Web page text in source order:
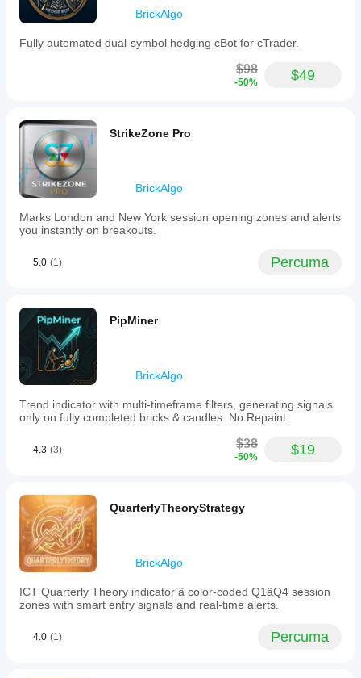
BrickAlgo
Fully automated dual-symbol hedging cBot for cTrader.
$98
-50% $49
StrikeZone Pro
BrickAlgo
Marks London and New York session opening zones and alerts
you instantly on breakouts.
5.0 (1) Percuma
PipMiner
BrickAlgo
Trend indicator with multi-timeframe filters, generating signals
only on fully completed bricks & candles. No Repaint.
4.3 (3) $38
-50% $19
QuarterlyTheoryStrategy
BrickAlgo
ICT Quarterly Theory indicator â color-coded Q1âQ4 session
zones with smart entry signals and real-time alerts.
4.0 (1) Percuma